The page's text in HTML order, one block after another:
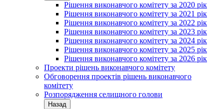
Рішення виконавчого комітету за 2020 рік
Рішення виконавчого комітету за 2021 рік
Рішення виконавчого комітету за 2022 рік
Рішення виконавчого комітету за 2023 рік
Рішення виконавчого комітету за 2024 рік
Рішення виконавчого комітету за 2025 рік
Рішення виконавчого комітету за 2026 рік
Проекти рішень виконавчого комітету
Обговорення проектів рішень виконавчого
комітету
Розпорядження селищного голови
Назад